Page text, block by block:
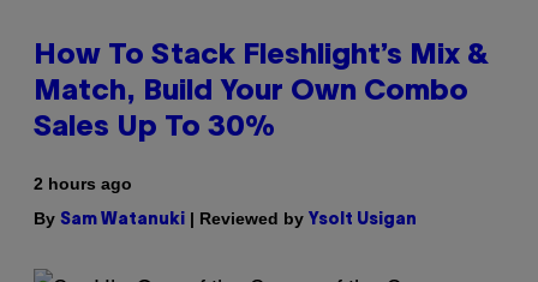
How To Stack Fleshlight’s Mix &
Match, Build Your Own Combo
Sales Up To 30%
2 hours ago
By Sam Watanuki | Reviewed by Ysolt Usigan